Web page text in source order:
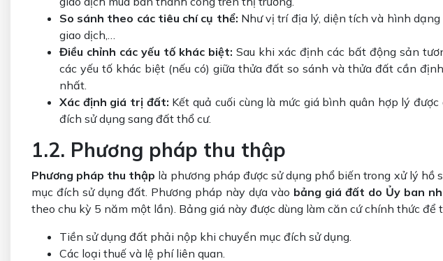
So sánh theo các tiêu chí cụ thể: Như vị trí địa lý, diện tích và hình
giao dịch,…
Điều chỉnh các yếu tố khác biệt: Sau khi xác định các bất động sản
các yếu tố khác biệt (nếu có) giữa thửa đất so sánh và thửa đất cần
nhất.
Xác định giá trị đất: Kết quả cuối cùng là mức giá bình quân hợp lý
đích sử dụng sang đất thổ cư.
1.2. Phương pháp thu thập
Phương pháp thu thập là phương pháp được sử dụng phổ biến trong xử lý
mục đích sử dụng đất. Phương pháp này dựa vào bảng giá đất do Ủy ban
theo chu kỳ 5 năm một lần). Bảng giá này được dùng làm căn cứ chính thức để
Tiền sử dụng đất phải nộp khi chuyển mục đích sử dụng.
Các loại thuế và lệ phí liên quan.